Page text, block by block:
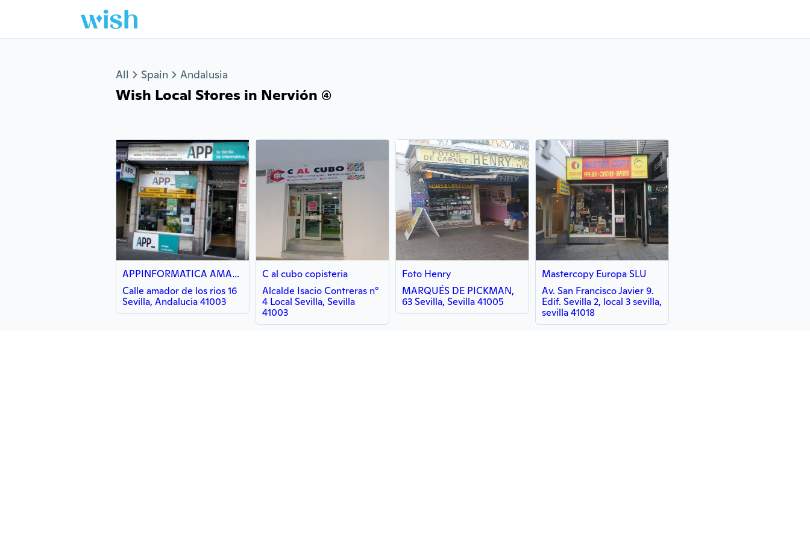
All Spain Andalusia
Wish Local Stores in Nervión (4)
APPINFORMATICA AMADOR 16
Calle amador de los rios 16
Sevilla, Andalucia 41003
C al cubo copisteria
Alcalde Isacio Contreras n°
4 Local Sevilla, Sevilla
41003
Foto Henry
MARQUÉS DE PICKMAN,
63 Sevilla, Sevilla 41005
Mastercopy Europa SLU
Av. San Francisco Javier 9.
Edif. Sevilla 2, local 3 sevilla,
sevilla 41018